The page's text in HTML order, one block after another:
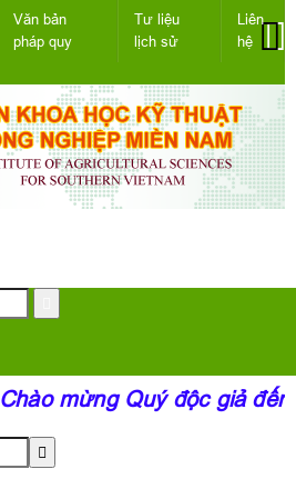
Văn bản
pháp quy
Tư liệu
lịch sử
Liên
hệ
Chào mừng Quý độc giả